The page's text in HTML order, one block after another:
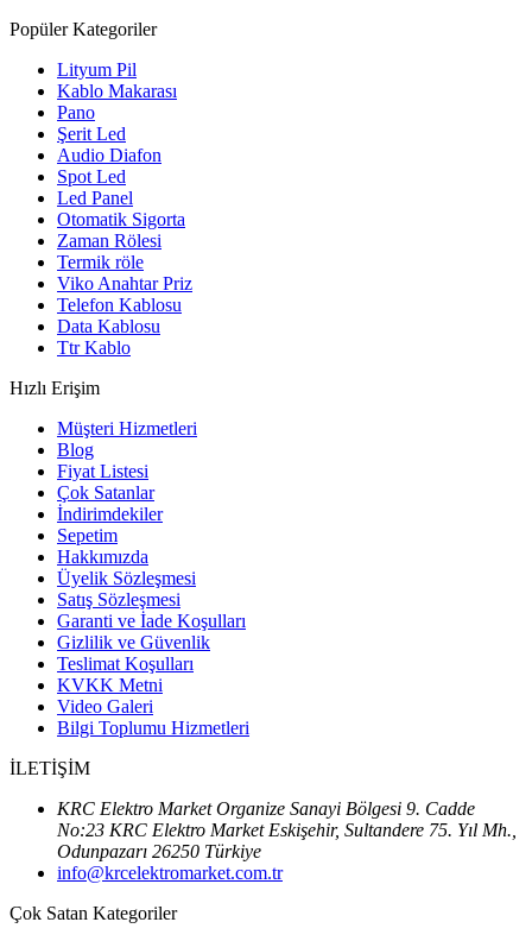
Popüler Kategoriler
Lityum Pil
Kablo Makarası
Pano
Şerit Led
Audio Diafon
Spot Led
Led Panel
Otomatik Sigorta
Zaman Rölesi
Termik röle
Viko Anahtar Priz
Telefon Kablosu
Data Kablosu
Ttr Kablo
Hızlı Erişim
Müşteri Hizmetleri
Blog
Fiyat Listesi
Çok Satanlar
İndirimdekiler
Sepetim
Hakkımızda
Üyelik Sözleşmesi
Satış Sözleşmesi
Garanti ve İade Koşulları
Gizlilik ve Güvenlik
Teslimat Koşulları
KVKK Metni
Video Galeri
Bilgi Toplumu Hizmetleri
İLETİŞİM
KRC Elektro Market Organize Sanayi Bölgesi 9. Cadde
No:23 KRC Elektro Market Eskişehir, Sultandere 75. Yıl Mh.,
Odunpazarı 26250 Türkiye
info@krcelektromarket.com.tr
Çok Satan Kategoriler